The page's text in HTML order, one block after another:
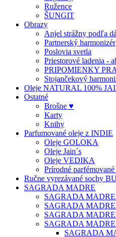
Ružence
ŠUNGIT
Obrazy
Anjel strážny podľa
Partnerský harmonizér
Poslovia svetla
Priestorové ladenia -
PRIPOMIENKY
Stojančekový
Oleje NATURAL 100%
Ostatné
Brošne ♥
Karty
Knihy
Parfumované oleje z INDIE
Oleje GOLOKA
Oleje Jain´s
Oleje VEDIKA
Prírodné
Ručne vyrezávané sochy
SAGRADA MADRE
SAGRADA MADRE
SAGRADA MADRE
SAGRADA MADRE
SAGRADA MADRE
SAGRADA